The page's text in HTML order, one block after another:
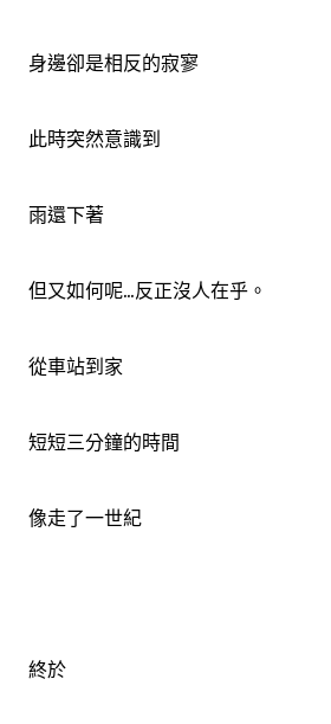
身邊卻是相反的寂寥
此時突然意識到
雨還下著
但又如何呢...反正沒人在乎。
從車站到家
短短三分鐘的時間
像走了一世紀
終於